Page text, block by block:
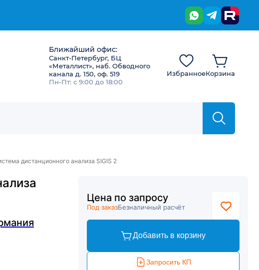
Ближайший офис:
Санкт-Петербург, БЦ
«Металлист», наб. Обводного
канала д. 150, оф. 519
Пн-Пт: с 9:00 до 18:00
ИзбранноеКорзина
дистанционного анализа SIGIS 2
Цена по запросу
Под заказБезналичный расчёт
Добавить в корзину
Запросить КП